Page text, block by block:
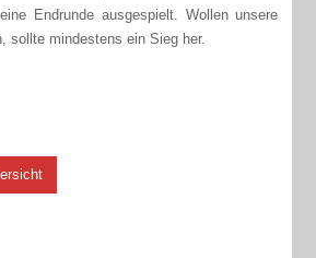
Endrunde ausgespielt. Wollen unsere
sollte mindestens ein Sieg her.